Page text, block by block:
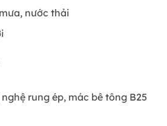
nước thải
rung ép, mác bê tông B25